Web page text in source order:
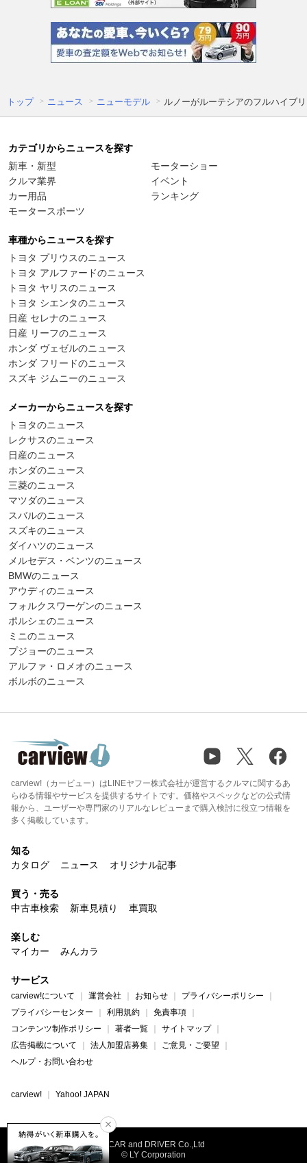
トップ ニュース ニューモデル ルノーがルーテシアのフルハイブ
カテゴリからニュースを探す
新車・新型
クルマ業界
カー用品
モータースポーツ
モーターショー
イベント
ランキング
車種からニュースを探す
トヨタ プリウスのニュース
トヨタ アルファードのニュース
トヨタ ヤリスのニュース
トヨタ シエンタのニュース
日産 セレナのニュース
日産 リーフのニュース
ホンダ ヴェゼルのニュース
ホンダ フリードのニュース
スズキ ジムニーのニュース
メーカーからニュースを探す
トヨタのニュース
レクサスのニュース
日産のニュース
ホンダのニュース
三菱のニュース
マツダのニュース
スバルのニュース
スズキのニュース
ダイハツのニュース
メルセデス・ベンツのニュース
BMWのニュース
アウディのニュース
フォルクスワーゲンのニュース
ポルシェのニュース
ミニのニュース
プジョーのニュース
アルファ・ロメオのニュース
ボルボのニュース
carview!（カービュー）はLINEヤフー株式会社が運営するクルマに関するあ
らゆる情報やサービスを提供するサイトです。価格やスペックなどの公式情
報から、ユーザーや専門家のリアルなレビューまで購入検討に役立つ情報を
多く掲載しています。
知る
カタログ
ニュース オリジナル記事
買う・売る
中古車検索
新車見積り 車買取
楽しむ
マイカー
みんカラ
サービス
carview!について 運営会社 お知らせ
プライバシーポリシー
プライバシーセンター
利用規約
免責事項
コンテンツ制作ポリシー
著者一覧
サイトマップ
広告掲載について
法人加盟店募集
ご意見・ご要望
ヘルプ・お問い合わせ
carview! Yahoo! JAPAN
©CAR and DRIVER Co.,Ltd
© LY Corporation